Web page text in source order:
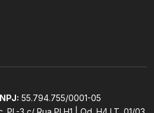
55.794.755/0001-05